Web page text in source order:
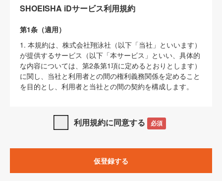
SHOEISHA iDサービス利用規約
第1条（適用）
1. 本規約は、株式会社翔泳社（以下「当社」といいます）
が提供するサービス（以下「本サービス」といい、具体的
な内容については、第2条第1項に定めるとおりとします）
に関し、当社と利用者との間の権利義務関係を定めること
を目的とし、利用者と当社との間の契約を構成します。
SHOEISHA iDプライバシーポリシー」及び「
サイト上でのデータの利用について（Cookieポリシー）
3. 本規約の内容と、前項に記載する定めその他当社が定め
利用規約に同意する 必須
仮登録する